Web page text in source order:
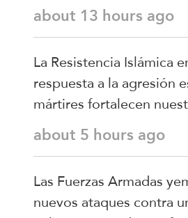
about 13 hours ago
La Resistencia Islámica
respuesta a la agresión
mártires fortalecen
about 5 hours ago
Las Fuerzas Armadas
nuevos ataques contra